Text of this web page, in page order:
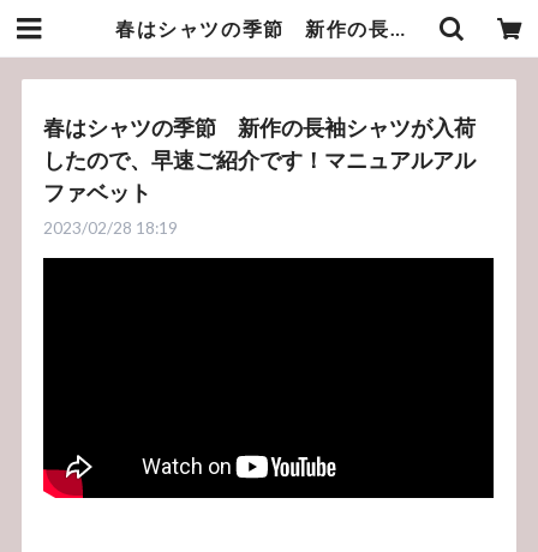
春はシャツの季節 新作の長袖シャツが入荷したので、早速ご紹介です！マニュアルアルファベット | bluelineshop
春はシャツの季節 新作の長袖シャツが入荷
したので、早速ご紹介です！マニュアルアル
ファベット
2023/02/28 18:19